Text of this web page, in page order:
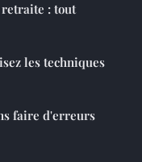
retraite : tout
les techniques
faire d'erreurs